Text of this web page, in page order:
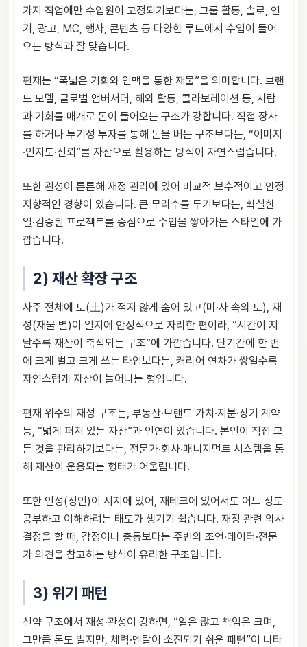
가지 직업에만 수입원이 고정되기보다는, 그룹 활동, 솔로, 연
기, 광고, MC, 행사, 콘텐츠 등 다양한 루트에서 수입이 들어
오는 방식과 잘 맞습니다.
편재는 “폭넓은 기회와 인맥을 통한 재물”을 의미합니다. 브랜
드 모델, 글로벌 앰버서더, 해외 활동, 콜라보레이션 등, 사람
과 기회를 매개로 돈이 들어오는 구조가 강합니다. 직접 장사
를 하거나 투기성 투자를 통해 돈을 버는 구조보다는, “이미지
·인지도·신뢰”를 자산으로 활용하는 방식이 자연스럽습니다.
또한 관성이 튼튼해 재정 관리에 있어 비교적 보수적이고 안정
지향적인 경향이 있습니다. 큰 무리수를 두기보다는, 확실한
일·검증된 프로젝트를 중심으로 수입을 쌓아가는 스타일에 가
깝습니다.
2) 재산 확장 구조
사주 전체에 토(土)가 적지 않게 숨어 있고(미·사 속의 토), 재
성(재물 별)이 일지에 안정적으로 자리한 편이라, “시간이 지
날수록 재산이 축적되는 구조”에 가깝습니다. 단기간에 한 번
에 크게 벌고 크게 쓰는 타입보다는, 커리어 연차가 쌓일수록
자연스럽게 자산이 늘어나는 형입니다.
편재 위주의 재성 구조는, 부동산·브랜드 가치·지분·장기 계약
등, “넓게 퍼져 있는 자산”과 인연이 있습니다. 본인이 직접 모
든 것을 관리하기보다는, 전문가·회사·매니지먼트 시스템을 통
해 재산이 운용되는 형태가 어울립니다.
또한 인성(정인)이 시지에 있어, 재테크에 있어서도 어느 정도
공부하고 이해하려는 태도가 생기기 쉽습니다. 재정 관련 의사
결정을 할 때, 감정이나 충동보다는 주변의 조언·데이터·전문
가 의견을 참고하는 방식이 유리한 구조입니다.
3) 위기 패턴
신약 구조에서 재성·관성이 강하면, “일은 많고 책임은 크며,
그만큼 돈도 벌지만, 체력·멘탈이 소진되기 쉬운 패턴”이 나타